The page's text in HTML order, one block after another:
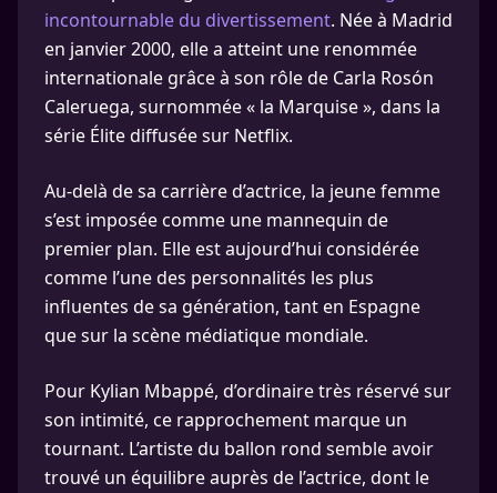
incontournable du divertissement. Née à Madrid
en janvier 2000, elle a atteint une renommée
internationale grâce à son rôle de Carla Rosón
Caleruega, surnommée « la Marquise », dans la
série Élite diffusée sur Netflix.
Au-delà de sa carrière d’actrice, la jeune femme
s’est imposée comme une mannequin de
premier plan. Elle est aujourd’hui considérée
comme l’une des personnalités les plus
influentes de sa génération, tant en Espagne
que sur la scène médiatique mondiale.
Pour Kylian Mbappé, d’ordinaire très réservé sur
son intimité, ce rapprochement marque un
tournant. L’artiste du ballon rond semble avoir
trouvé un équilibre auprès de l’actrice, dont le